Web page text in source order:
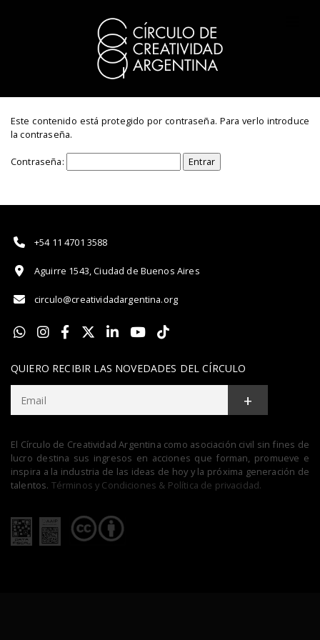
Este contenido está protegido por contraseña. Para verlo introduce
la contraseña.
Contraseña:
+54 11 4701 3588
Aguirre 1543, Ciudad de Buenos Aires
circulo@creatividadargentina.org
QUIERO RECIBIR LAS NOVEDADES DEL CÍRCULO
+
El Círculo de Creatividad Argentina como asociación civil sin fines de
lucro destina sus ingresos en acciones que forman, promueve e
inspira a la industria de las ideas de hoy y la próxima generación de
talentos. Términos y Condiciones & Política de privacidad.